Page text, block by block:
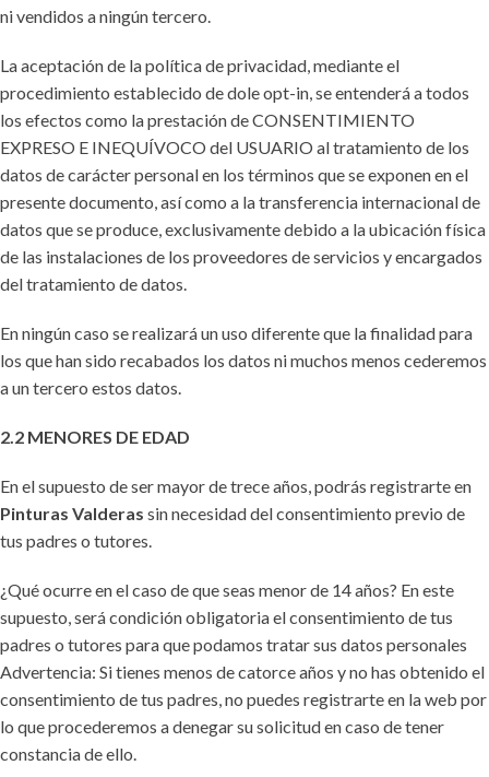
ni vendidos a ningún tercero.
La aceptación de la política de privacidad, mediante el
procedimiento establecido de dole opt-in, se entenderá a todos
los efectos como la prestación de CONSENTIMIENTO
EXPRESO E INEQUÍVOCO del USUARIO al tratamiento de los
datos de carácter personal en los términos que se exponen en el
presente documento, así como a la transferencia internacional de
datos que se produce, exclusivamente debido a la ubicación física
de las instalaciones de los proveedores de servicios y encargados
del tratamiento de datos.
En ningún caso se realizará un uso diferente que la finalidad para
los que han sido recabados los datos ni muchos menos cederemos
a un tercero estos datos.
2.2 MENORES DE EDAD
En el supuesto de ser mayor de trece años, podrás registrarte en
Pinturas Valderas sin necesidad del consentimiento previo de
tus padres o tutores.
¿Qué ocurre en el caso de que seas menor de 14 años? En este
supuesto, será condición obligatoria el consentimiento de tus
padres o tutores para que podamos tratar sus datos personales
Advertencia: Si tienes menos de catorce años y no has obtenido el
consentimiento de tus padres, no puedes registrarte en la web por
lo que procederemos a denegar su solicitud en caso de tener
constancia de ello.